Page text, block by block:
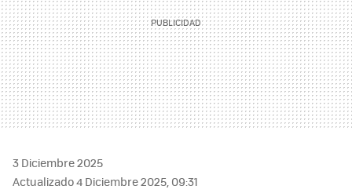
3 Diciembre 2025
Actualizado 4 Diciembre 2025, 09:31